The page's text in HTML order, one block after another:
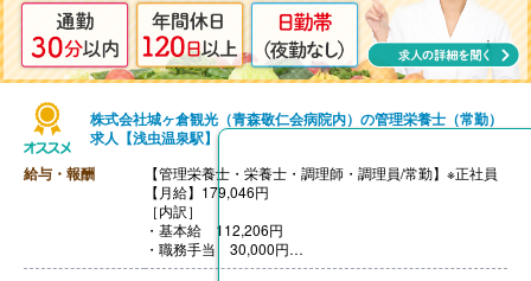
株式会社城ヶ倉観光（青森敬仁会病院内）の管理栄養士（常勤）
求人【浅虫温泉駅】
給与・報酬
【管理栄養士・栄養士・調理師・調理員/常勤】※正社員
【月給】179,046円
［内訳］
・基本給 112,206円
・職務手当 30,000円
・特殊手当 36,840円